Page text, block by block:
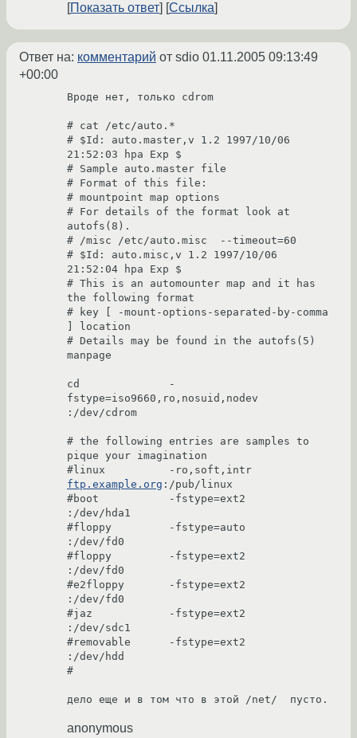
Показать ответ
Ссылка
Ответ на: комментарий от sdio 01.11.2005 09:13:49
+00:00
Вроде нет, только cdrom
# cat /etc/auto.*
# $Id: auto.master,v 1.2 1997/10/06
21:52:03 hpa Exp $
# Sample auto.master file
# Format of this file:
# mountpoint map options
# For details of the format look at
autofs(8).
# /misc /etc/auto.misc  --timeout=60
# $Id: auto.misc,v 1.2 1997/10/06
21:52:04 hpa Exp $
# This is an automounter map and it has
the following format
# key [ -mount-options-separated-by-comma
] location
# Details may be found in the autofs(5)
manpage
cd              -
fstype=iso9660,ro,nosuid,nodev
:/dev/cdrom
# the following entries are samples to
pique your imagination
ftp.example.org :/pub/linux
#boot           -fstype=ext2
:/dev/hda1
#floppy         -fstype=auto
:/dev/fd0
#floppy         -fstype=ext2
:/dev/fd0
#e2floppy       -fstype=ext2
:/dev/fd0
#jaz            -fstype=ext2
:/dev/sdc1
#removable      -fstype=ext2
:/dev/hdd
#
anonymous